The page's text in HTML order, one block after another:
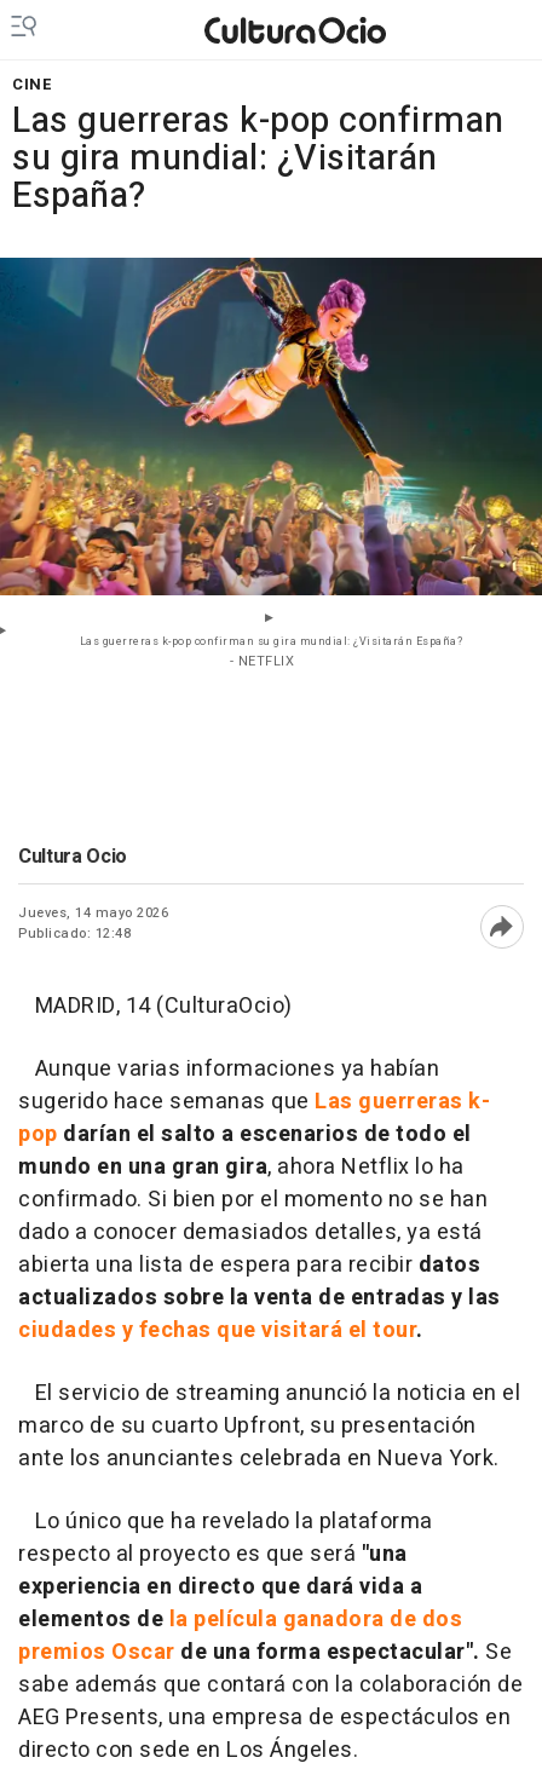
CINE
Las guerreras k-pop confirman
su gira mundial: ¿Visitarán
España?
Las guerreras k-pop confirman su gira mundial: ¿Visitarán España?
- NETFLIX
Cultura Ocio
Jueves, 14 mayo 2026
Publicado: 12:48
MADRID, 14 (CulturaOcio)
Aunque varias informaciones ya habían
sugerido hace semanas que Las guerreras k-
pop darían el salto a escenarios de todo el
mundo en una gran gira, ahora Netflix lo ha
confirmado. Si bien por el momento no se han
dado a conocer demasiados detalles, ya está
abierta una lista de espera para recibir datos
actualizados sobre la venta de entradas y las
ciudades y fechas que visitará el tour.
El servicio de streaming anunció la noticia en el
marco de su cuarto Upfront, su presentación
ante los anunciantes celebrada en Nueva York.
Lo único que ha revelado la plataforma
respecto al proyecto es que será "una
experiencia en directo que dará vida a
elementos de la película ganadora de dos
premios Oscar de una forma espectacular". Se
sabe además que contará con la colaboración de
AEG Presents, una empresa de espectáculos en
directo con sede en Los Ángeles.